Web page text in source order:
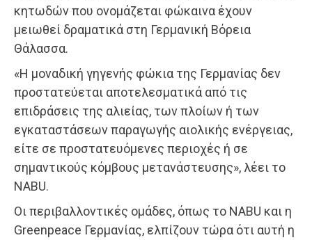
κητωδών που ονομάζεται φώκαινα έχουν
μειωθεί δραματικά στη Γερμανική Βόρεια
Θάλασσα.
«Η μοναδική γηγενής φώκια της Γερμανίας δεν
προστατεύεται αποτελεσματικά από τις
επιδράσεις της αλιείας, των πλοίων ή των
εγκαταστάσεων παραγωγής αιολικής ενέργειας,
είτε σε προστατευόμενες περιοχές ή σε
σημαντικούς κόμβους μετανάστευσης», λέει το
NABU.
Οι περιβαλλοντικές ομάδες, όπως το NABU και η
Greenpeace Γερμανίας, ελπίζουν τώρα ότι αυτή η